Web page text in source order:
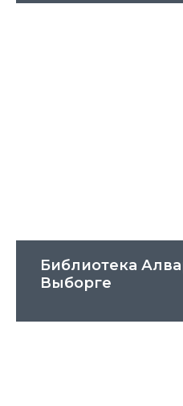
Библиотека
Выборге